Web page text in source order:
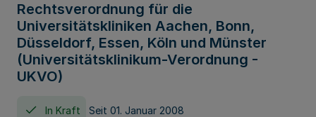
Rechtsverordnung für die
Universitätskliniken Aachen, Bonn,
Düsseldorf, Essen, Köln und Münster
(Universitätsklinikum-Verordnung -
UKVO)
In Kraft Seit 01. Januar 2008